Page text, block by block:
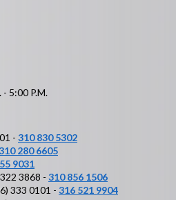
5:00 P.M.
- 310 830 5302
280 6605
9031
3868 - 310 856 1506
333 0101 - 316 521 9904